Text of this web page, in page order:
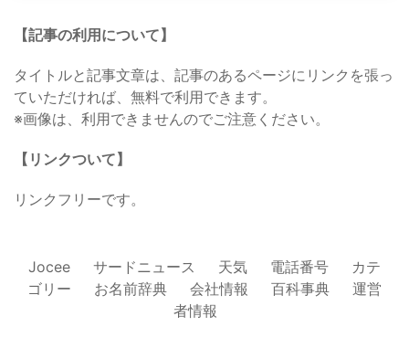
【記事の利用について】
タイトルと記事文章は、記事のあるページにリンクを張っ
ていただければ、無料で利用できます。
※画像は、利用できませんのでご注意ください。
【リンクついて】
リンクフリーです。
Jocee サードニュース 天気 電話番号
カテ
ゴリー
お名前辞典 会社情報 百科事典
運営
者情報